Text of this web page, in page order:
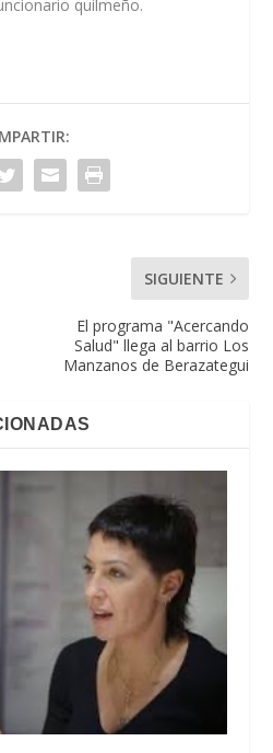
quilmeño.
SIGUIENTE
El programa "Acercando
Salud" llega al barrio Los
Manzanos de Berazategui